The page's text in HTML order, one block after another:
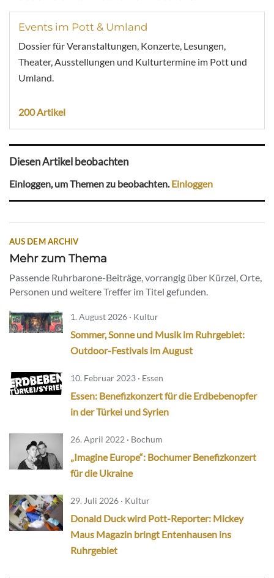
Events im Pott & Umland
Dossier für Veranstaltungen, Konzerte, Lesungen,
Theater, Ausstellungen und Kulturtermine im Pott und
Umland.
200 Artikel
Diesen Artikel beobachten
Einloggen, um Themen zu beobachten. Einloggen
AUS DEM ARCHIV
Mehr zum Thema
Passende Ruhrbarone-Beiträge, vorrangig über Kürzel, Orte,
Personen und weitere Treffer im Titel gefunden.
1. August 2026 · Kultur
Sommer, Sonne und Musik im Ruhrgebiet:
Outdoor-Festivals im August
10. Februar 2023 · Essen
Essen: Benefizkonzert für die Erdbebenopfer
in der Türkei und Syrien
26. April 2022 · Bochum
„Imagine Europe“: Bochumer Benefizkonzert
für die Ukraine
29. Juli 2026 · Kultur
Donald Duck wird Pott-Reporter: Mickey
Maus Magazin bringt Entenhausen ins
Ruhrgebiet